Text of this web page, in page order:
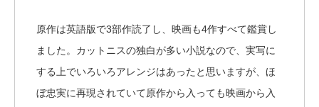
原作は英語版で3部作読了し、映画も4作すべて鑑賞し
ました。カットニスの独白が多い小説なので、実写に
する上でいろいろアレンジはあったと思いますが、ほ
ぼ忠実に再現されていて原作から入っても映画から入